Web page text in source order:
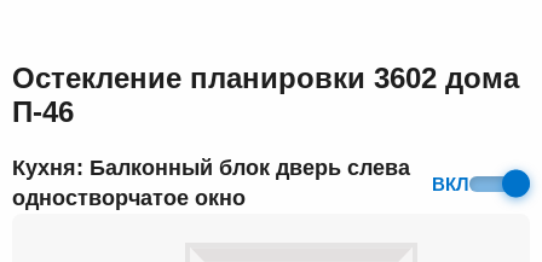
Остекление планировки 3602 дома
П-46
Кухня: Балконный блок дверь слева
одностворчатое окно
ВКЛ